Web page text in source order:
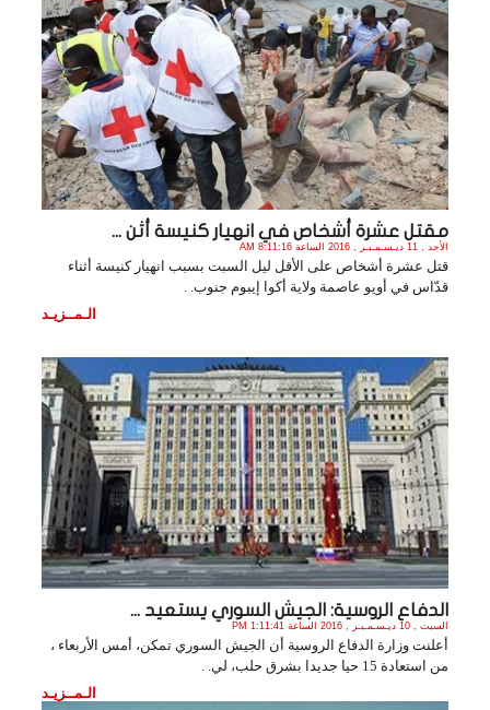
مقتل عشرة أشخاص في انهيار كنيسة أثن ...
الأحد , 11 ديـسـمـبـر , 2016 الساعة 8:11:16 AM
قتل عشرة أشخاص على الأقل ليل السبت بسبب انهيار كنيسة أثناء
قدّاس في أويو عاصمة ولاية أكوا إيبوم جنوب. .
الـمــزيـد
الدفاع الروسية: الجيش السوري يستعيد ...
السبت , 10 ديـسـمـبـر , 2016 الساعة 1:11:41 PM
أعلنت وزارة الدفاع الروسية أن الجيش السوري تمكن، أمس الأربعاء ،
من استعادة 15 حيا جديدا بشرق حلب، لي. .
الـمــزيـد